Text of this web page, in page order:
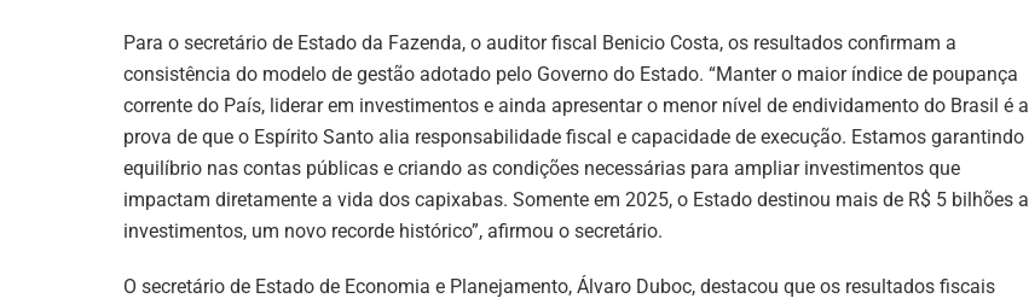
Para o secretário de Estado da Fazenda, o auditor fiscal Benicio Costa, os resultados confirmam a
consistência do modelo de gestão adotado pelo Governo do Estado. “Manter o maior índice de poupança
corrente do País, liderar em investimentos e ainda apresentar o menor nível de endividamento do Brasil é a
prova de que o Espírito Santo alia responsabilidade fiscal e capacidade de execução. Estamos garantindo
equilíbrio nas contas públicas e criando as condições necessárias para ampliar investimentos que
impactam diretamente a vida dos capixabas. Somente em 2025, o Estado destinou mais de R$ 5 bilhões a
investimentos, um novo recorde histórico”, afirmou o secretário.
O secretário de Estado de Economia e Planejamento, Álvaro Duboc, destacou que os resultados fiscais